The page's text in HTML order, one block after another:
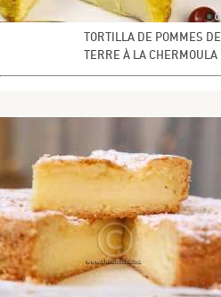
TORTILLA DE POMMES DE
TERRE À LA CHERMOULA